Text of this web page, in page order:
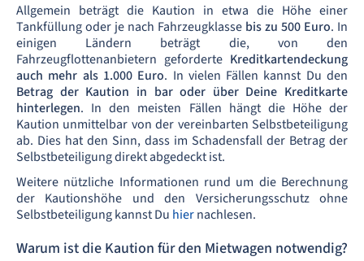
Allgemein beträgt die Kaution in etwa die Höhe einer
Tankfüllung oder je nach Fahrzeugklasse bis zu 500 Euro. In
einigen Ländern beträgt die, von den
Fahrzeugflottenanbietern geforderte Kreditkartendeckung
auch mehr als 1.000 Euro. In vielen Fällen kannst Du den
Betrag der Kaution in bar oder über Deine Kreditkarte
hinterlegen. In den meisten Fällen hängt die Höhe der
Kaution unmittelbar von der vereinbarten Selbstbeteiligung
ab. Dies hat den Sinn, dass im Schadensfall der Betrag der
Selbstbeteiligung direkt abgedeckt ist.
Weitere nützliche Informationen rund um die Berechnung
der Kautionshöhe und den Versicherungsschutz ohne
Selbstbeteiligung kannst Du hiernachlesen.
Warum ist die Kaution für den Mietwagen notwendig?